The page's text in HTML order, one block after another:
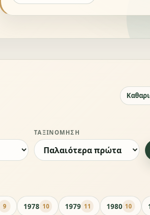
ΤΑΞΙΝΌΜΗΣΗ
9 1978 10 1979 11 1980 10